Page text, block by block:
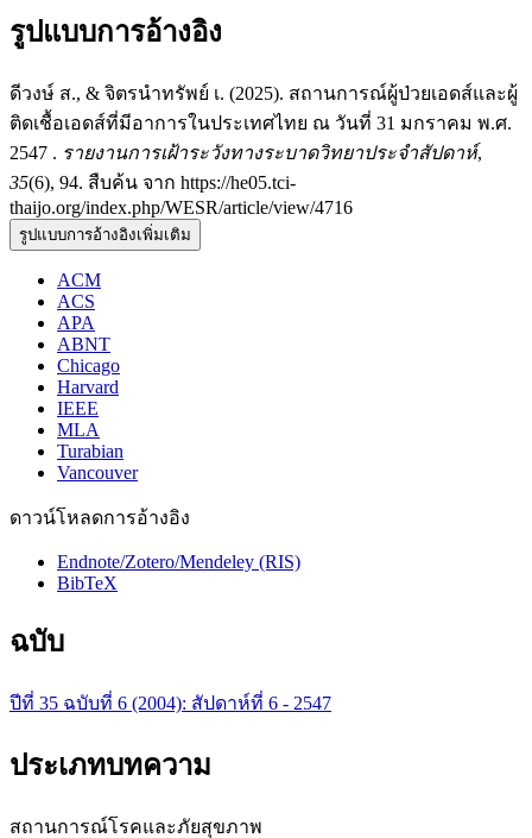
รูปแบบการอ้างอิง
ดีวงษ์ ส., & จิตรนำทรัพย์ เ. (2025). สถานการณ์ผู้ป่วยเอดส์และผู้
ติดเชื้อเอดส์ที่มีอาการในประเทศไทย ณ วันที่ 31 มกราคม พ.ศ.
2547 . รายงานการเฝ้าระวังทางระบาดวิทยาประจำสัปดาห์,
35(6), 94. สืบค้น จาก https://he05.tci-
thaijo.org/index.php/WESR/article/view/4716
รูปแบบการอ้างอิงเพิ่มเติม
ACM
ACS
APA
ABNT
Chicago
Harvard
IEEE
MLA
Turabian
Vancouver
ดาวน์โหลดการอ้างอิง
Endnote/Zotero/Mendeley (RIS)
BibTeX
ฉบับ
ปีที่ 35 ฉบับที่ 6 (2004): สัปดาห์ที่ 6 - 2547
ประเภทบทความ
สถานการณ์โรคและภัยสุขภาพ